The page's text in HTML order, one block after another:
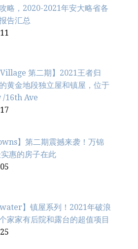
略，2020-2021年安大略省各
告汇总
Village 第二期】2021王者归
黄金地段独立屋和镇屋，位于
/16th Ave
】第二期震撼来袭！万锦
惠的房子在此
】镇屋系列！2021年破浪
家家有后院和露台的超值项目